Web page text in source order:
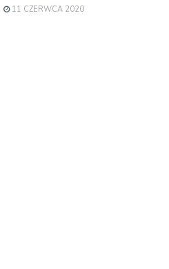
11 CZERWCA 2020